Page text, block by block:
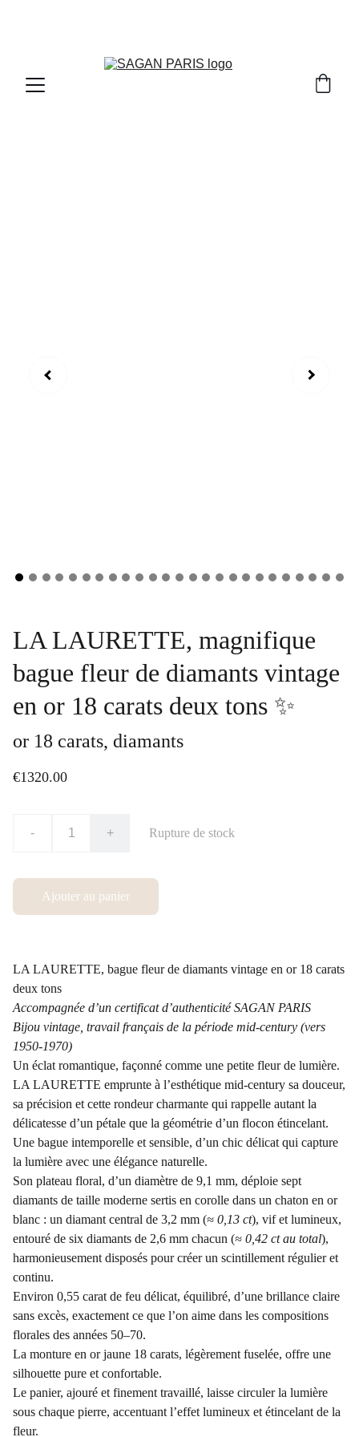
LA LAURETTE, magnifique
bague fleur de diamants vintage
en or 18 carats deux tons ✨
or 18 carats, diamants
€1320.00
- + Rupture de stock
Ajouter au panier
LA LAURETTE, bague fleur de diamants vintage en or 18 carats
deux tons
Accompagnée d’un certificat d’authenticité SAGAN PARIS
Bijou vintage, travail français de la période mid-century (vers
1950-1970)
Un éclat romantique, façonné comme une petite fleur de lumière.
LA LAURETTE emprunte à l’esthétique mid-century sa douceur,
sa précision et cette rondeur charmante qui rappelle autant la
délicatesse d’un pétale que la géométrie d’un flocon étincelant.
Une bague intemporelle et sensible, d’un chic délicat qui capture
la lumière avec une élégance naturelle.
Son plateau floral, d’un diamètre de 9,1 mm, déploie sept
diamants de taille moderne sertis en corolle dans un chaton en or
blanc : un diamant central de 3,2 mm (≈ 0,13 ct), vif et lumineux,
entouré de six diamants de 2,6 mm chacun (≈ 0,42 ct au total),
harmonieusement disposés pour créer un scintillement régulier et
continu.
Environ 0,55 carat de feu délicat, équilibré, d’une brillance claire
sans excès, exactement ce que l’on aime dans les compositions
florales des années 50–70.
La monture en or jaune 18 carats, légèrement fuselée, offre une
silhouette pure et confortable.
Le panier, ajouré et finement travaillé, laisse circuler la lumière
sous chaque pierre, accentuant l’effet lumineux et étincelant de la
fleur.